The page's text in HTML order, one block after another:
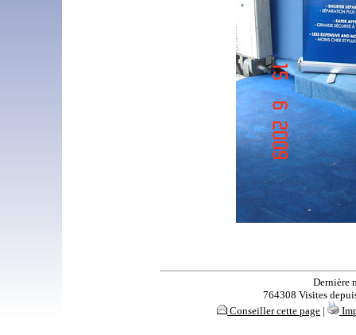
Dernière
764308 Visites
Conseiller cette page |